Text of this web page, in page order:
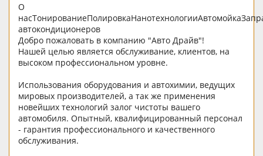
О
автокондиционеров
Добро пожаловать в компанию "Авто Драйв"!
Нашей целью является обслуживание, клиентов, на
высоком профессиональном уровне.
Использования оборудования и автохимии, ведущих
мировых производителей, а так же применения
новейших технологий залог чистоты вашего
автомобиля. Опытный, квалифицированный персонал
- гарантия профессионального и качественного
обслуживания.